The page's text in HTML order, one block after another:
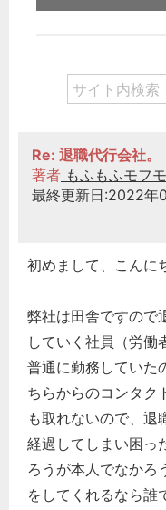
Re: 退職代行会社。
著者 もふもふモフ
最終更新日:2022年
初めまして、こんに
弊社は田舎ですので
していく社員（労働
普通に勤務していた
ちらからのコンタク
も取れないので、退
経過してしまい困っ
ろうが本人でなかろ
をしてくれるなら誰